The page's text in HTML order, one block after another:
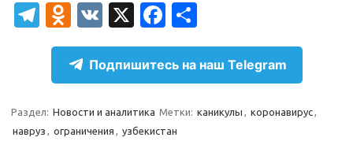
T
el
gr
a
m
O
d
n
o
kl
as
V
K
X
Fa
c
e
b
o
o
т
п
р
а
Подпишитесь на наш Telegram
Раздел: Новости и аналитика Метки: каникулы , коронавирус,
навруз , ограничения , узбекистан